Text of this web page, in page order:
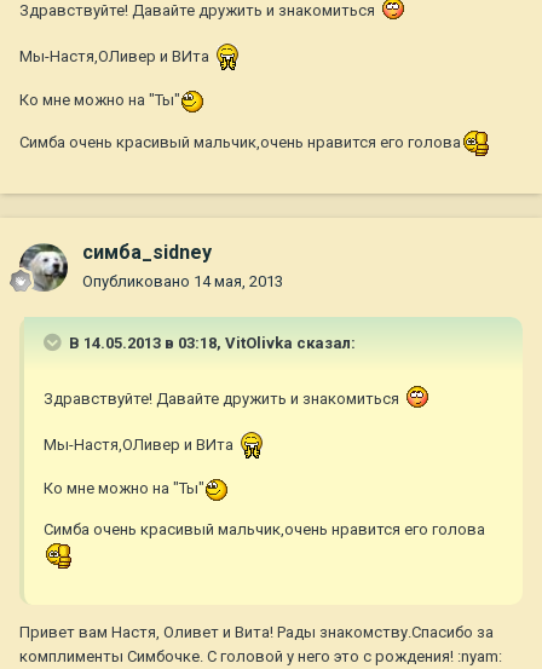
Здравствуйте! Давайте дружить и знакомиться
Мы-Настя,ОЛивер и ВИта
Ко мне можно на "Ты"
Симба очень красивый мальчик,очень нравится его голова
симба_sidney
Опубликовано 14 мая, 2013
В 14.05.2013 в 03:18, VitOlivka сказал:
Здравствуйте! Давайте дружить и знакомиться
Мы-Настя,ОЛивер и ВИта
Ко мне можно на "Ты"
Симба очень красивый мальчик,очень нравится его голова
Привет вам Настя, Оливет и Вита! Рады знакомству.Спасибо за
комплименты Симбочке. С головой у него это с рождения! :nyam: